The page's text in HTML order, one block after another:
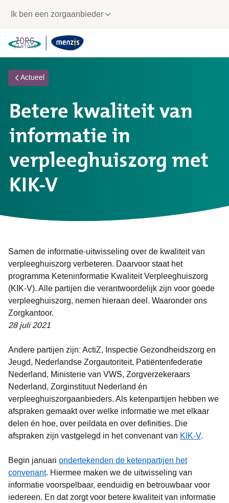
voor
navigatie
Ik ben een zorgaanbieder
Actueel
Betere kwaliteit van
informatie in
verpleeghuiszorg met
KIK-V
Samen de informatie-uitwisseling over de kwaliteit van
verpleeghuiszorg verbeteren. Daarvoor staat het
programma Keteninformatie Kwaliteit Verpleeghuiszorg
(KIK-V). Alle partijen die verantwoordelijk zijn voor goede
verpleeghuiszorg, nemen hieraan deel. Waaronder ons
Zorgkantoor.
28 juli 2021
Andere partijen zijn: ActiZ, Inspectie Gezondheidszorg en
Jeugd, Nederlandse Zorgautoriteit, Patiëntenfederatie
Nederland, Ministerie van VWS, Zorgverzekeraars
Nederland, Zorginstituut Nederland én
verpleeghuiszorgaanbieders. Als ketenpartijen hebben we
afspraken gemaakt over welke informatie we met elkaar
delen én hoe, over peildata en over definities. Die
afspraken zijn vastgelegd in het convenant van KIK-V.
Begin januari ondertekenden de ketenpartijen het
convenant. Hiermee maken we de uitwisseling van
informatie voorspelbaar, eenduidig en betrouwbaar voor
iedereen. En dat zorgt voor betere kwaliteit van informatie